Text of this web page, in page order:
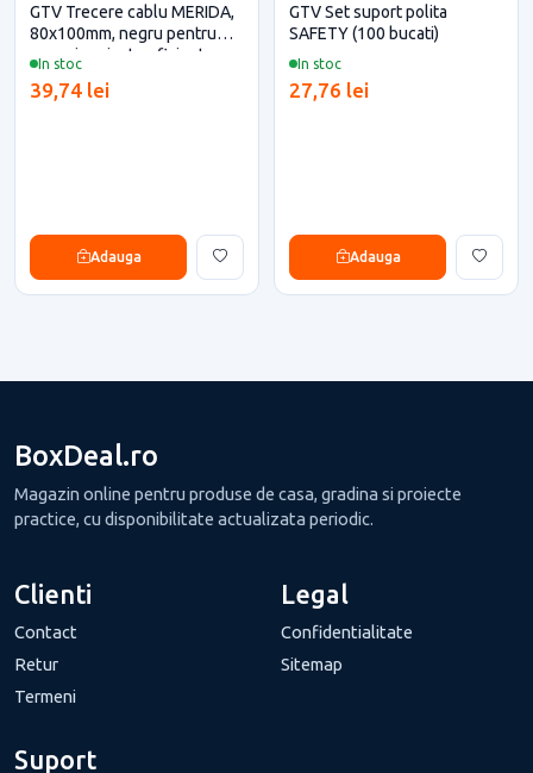
In stoc
GTV Trecere cablu MERIDA,
80x100mm, negru pentru
casa si proiecte eficiente
39,74 lei
Adauga
In stoc
GTV Set suport polita
SAFETY (100 bucati)
27,76 lei
Adauga
BoxDeal.ro
Magazin online pentru produse de casa, gradina si proiecte
practice, cu disponibilitate actualizata periodic.
Clienti
Contact
Retur
Termeni
Legal
Confidentialitate
Sitemap
Suport